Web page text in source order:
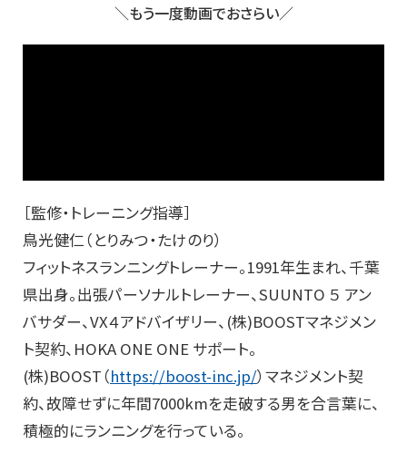
＼もう一度動画でおさらい／
［監修・トレーニング指導］
鳥光健仁（とりみつ・たけのり）
フィットネスランニングトレーナー。1991年生まれ、千葉
県出身。出張パーソナルトレーナー、SUUNTO ５ アン
バサダー、VX４アドバイザリー、(株)BOOSTマネジメン
ト契約、HOKA ONE ONE サポート。
(株)BOOST（https://boost-inc.jp/）マネジメント契
約、故障せずに年間7000kmを走破する男を合言葉に、
積極的にランニングを行っている。